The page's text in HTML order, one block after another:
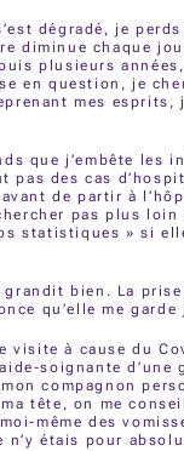
dégradé, je
diminue chaque
plusieurs
en question, je
mes esprits,
que j’embête les
pas des cas
de partir à
pas plus loin
statistiques » si elle
bien. La
qu’elle me
à cause du
soignante d’une
compagnon
tête, on me
même des
n’y étais pour